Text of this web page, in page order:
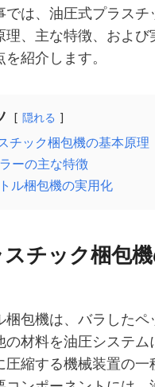
では、油圧式プラスチ
理、主な特徴、および
紹介します。
隠れる
チック梱包機の基本原理
ーの主な特徴
ル梱包機の実用化
チック梱包
梱包機は、バラしたペ
の材料を油圧システム
圧縮する機械装置の一